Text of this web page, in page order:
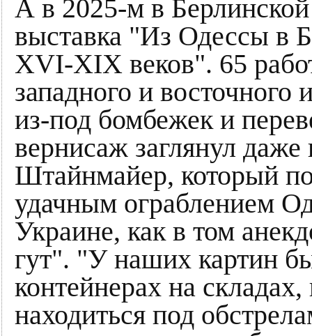
А в 2025-м в Берлинской
выставка "Из Одессы в
XVI-XIX веков". 65
западного и восточного
из-под бомбежек и
вернисаж заглянул
Штайнмайер, который
удачным ограблением
Украине, как в том
гут". "У наших картин
контейнерах на
находиться под